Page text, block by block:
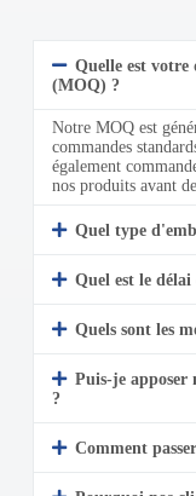
Quelle est
(MOQ) ?
Notre MOQ est
commandes
également
nos produits avant
Quel type
Quel est le
Quels sont les
Puis-je
?
Comment